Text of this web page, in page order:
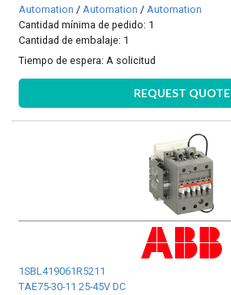
Automation / Automation / Automation
Cantidad mínima de pedido: 1
Cantidad de embalaje: 1
Tiempo de espera:A solicitud
REQUEST QUOTE
1SBL419061R5211
TAE75-30-11 25-45V DC